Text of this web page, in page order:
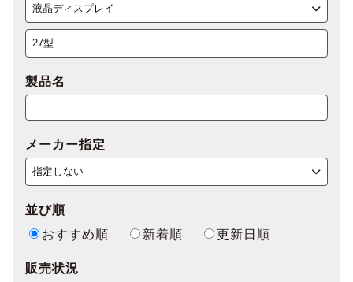
製品名
メーカー指定
並び順
おすすめ順
新着順
更新日順
販売状況